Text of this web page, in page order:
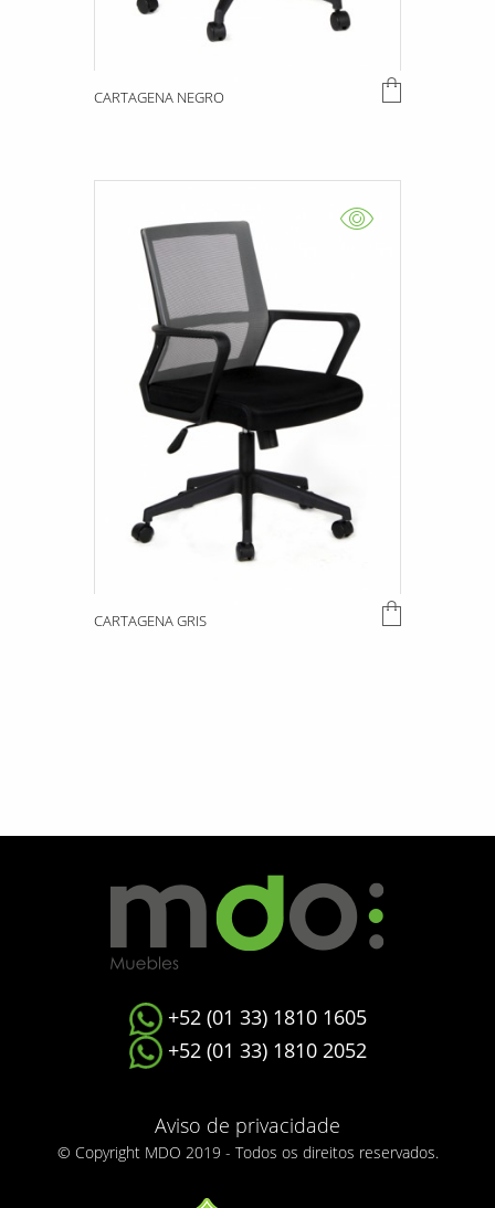
CARTAGENA NEGRO
CARTAGENA GRIS
+52 (01 33) 1810 1605
+52 (01 33) 1810 2052
Aviso de privacidade
© Copyright MDO 2019 - Todos os direitos reservados.